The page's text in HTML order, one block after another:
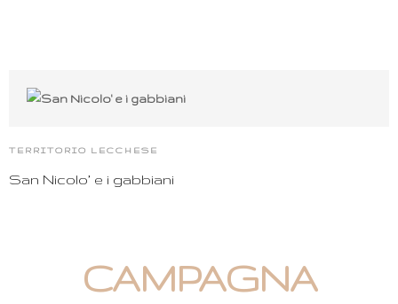
TERRITORIO LECCHESE
San Nicolo’ e i gabbiani
CAMPAGNA